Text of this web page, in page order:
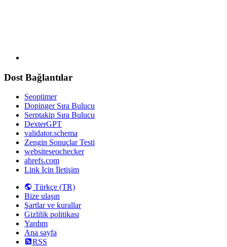
Dost Bağlantılar
Seoptimer
Dopinger Sıra Bulucu
Serptakip Sıra Bulucu
DexterGPT
validator.schema
Zengin Sonuçlar Testi
websiteseochecker
ahrefs.com
Link İçin İletişim
Türkçe (TR)
Bize ulaşın
Şartlar ve kurallar
Gizlilik politikası
Yardım
Ana sayfa
RSS